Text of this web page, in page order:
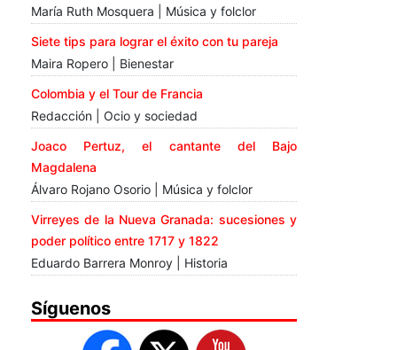
María Ruth Mosquera | Música y folclor
Siete tips para lograr el éxito con tu pareja
Maira Ropero | Bienestar
Colombia y el Tour de Francia
Redacción | Ocio y sociedad
Joaco Pertuz, el cantante del Bajo
Magdalena
Álvaro Rojano Osorio | Música y folclor
Virreyes de la Nueva Granada: sucesiones y
poder político entre 1717 y 1822
Eduardo Barrera Monroy | Historia
Síguenos